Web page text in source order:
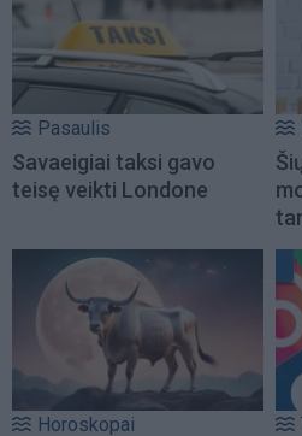
Pasaulis
Savaeigiai taksi gavo
teisę veikti Londone
Horoskopai